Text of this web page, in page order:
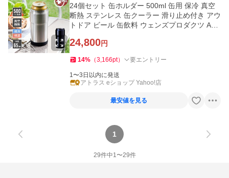
24個セット 缶ホルダー 500ml 缶用 保冷 真空
断熱 ステンレス 缶クーラー 滑り止め付き アウ
トドア ビール 缶飲料 ウェンズプロダクツ AW
24,800円
14% （3,166pt） 要エントリー
1〜3日以内に発送
アトラス eショップ Yahoo!店
最安値を見る
1
29件中1〜29件